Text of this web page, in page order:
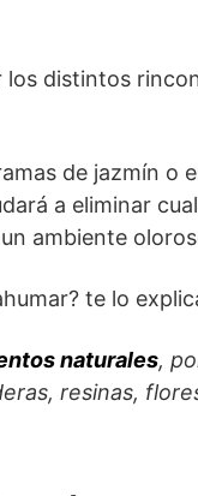
distintos
de jazmín o
a eliminar
ambiente
te lo
naturales,
resinas,